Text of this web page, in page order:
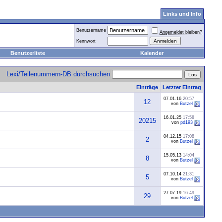
Links und Info
Benutzername
Angemeldet bleiben?
Kennwort
Benutzerliste Kalender
Lexi/Teilenummern-DB durchsuchen
Einträge Letzter Eintrag
12 07.01.16 20:57
von Butzel
20215 16.01.25 17:58
von pd193
2 04.12.15 17:08
von Butzel
8 15.05.13 14:04
von Butzel
5 07.10.14 21:31
von Butzel
29 27.07.19 16:49
von Butzel